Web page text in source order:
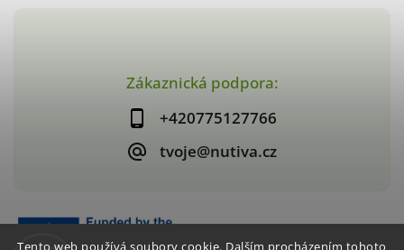
Tento web používá soubory cookie. Dalším procházením tohoto
Zákaznická podpora:
+420775127766
tvoje@nutiva.cz